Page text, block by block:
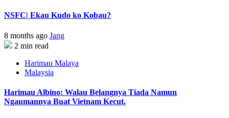
NSFC| Ekau Kudo ko Kobau?
8 months ago Jang
2 min read
Harimau Malaya
Malaysia
Harimau Albino: Walau Belangnya Tiada Namun
Ngaumannya Buat Vietnam Kecut.